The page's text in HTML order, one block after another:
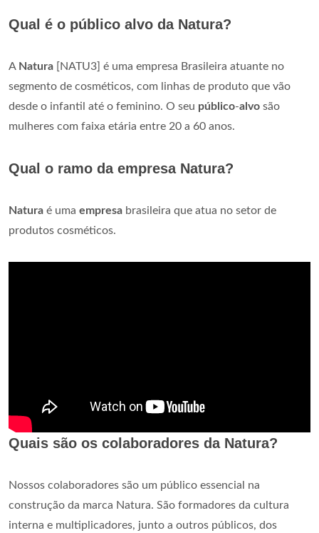
Qual é o público alvo da Natura?
A Natura [NATU3] é uma empresa Brasileira atuante no
segmento de cosméticos, com linhas de produto que vão
desde o infantil até o feminino. O seu público-alvo são
mulheres com faixa etária entre 20 a 60 anos.
Qual o ramo da empresa Natura?
Natura é uma empresa brasileira que atua no setor de
produtos cosméticos.
Quais são os colaboradores da Natura?
Nossos colaboradores são um público essencial na
construção da marca Natura. São formadores da cultura
interna e multiplicadores, junto a outros públicos, dos